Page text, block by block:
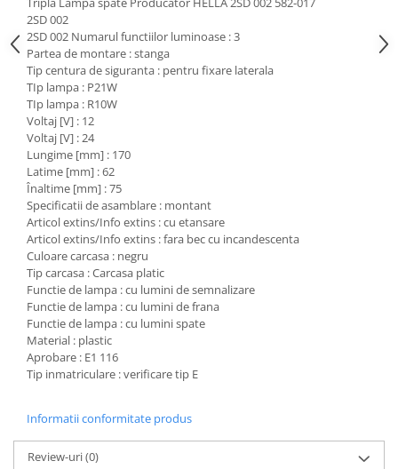
Piese frana
Discuri de frana
Etrieri
Placute de frana
Pompa de frana - cilindru de frana
Frana utilaje
Supapa franare
Kit reparatii
Cabluri frana
Rezervor lichid de frana
Lichid de frana
Antigel frane
Piese fara categorie
Sepci
Garnituri utilaje
Siguranta
Abtibilduri - Etichete
Piese electrice
Piese Wacker Neuson
Piese David Brown
Piese Mc Cormick
Piese Lamborghini
Piese Same
Piese Renault
Piese Hurlimann
Piese Zetor
Piese Weidemann
Piese Ausa
Piese Sennebogen
Piese Still
Piese Timberjack
Piese Valmet Valtra
Piese Yuchai
Piese Zeppelin
2SD 002
2SD 002 Numarul functiilor luminoase : 3
Partea de montare : stanga
Tip centura de siguranta : pentru fixare laterala
TIp lampa : P21W
TIp lampa : R10W
Voltaj [V] : 12
Voltaj [V] : 24
Lungime [mm] : 170
Latime [mm] : 62
Înaltime [mm] : 75
Specificatii de asamblare : montant
Articol extins/Info extins : cu etansare
Articol extins/Info extins : fara bec cu incandescenta
Culoare carcasa : negru
Tip carcasa : Carcasa platic
Functie de lampa : cu lumini de semnalizare
Functie de lampa : cu lumini de frana
Functie de lampa : cu lumini spate
Material : plastic
Aprobare : E1 116
Tip inmatriculare : verificare tip E
Informatii conformitate produs
Review-uri(0)